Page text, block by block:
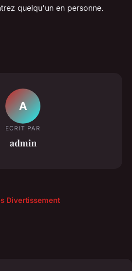
quelqu'un en personne.
A
ECRIT PAR
admin
Divertissement